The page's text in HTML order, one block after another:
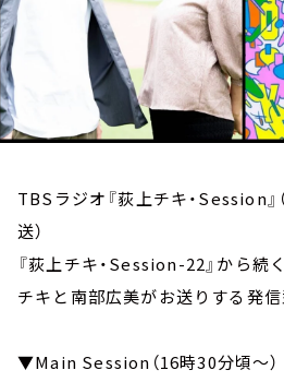
TBSラジオ『荻上チキ・Session
送）
『荻上チキ・Session-22』から続
チキと南部広美がお送りする
▼Main Session（16時30分頃